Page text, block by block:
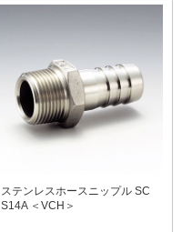
ステンレスホースニップル SC
S14A ＜VCH＞